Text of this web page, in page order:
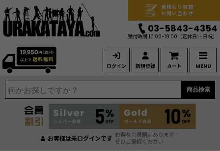
ログイン 新規登録 カート MENU
見積もり依頼
お問い合わせ
03-5843-4354
受付時間 10:00-18:00 （定休日:土日祝）
商品検索
お客様は未ログインです お得な会員割引あります！
ぜひご登録ください